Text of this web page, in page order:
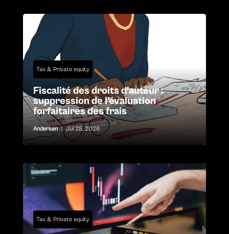
Tax & Private equity
Fiscalité des droits d’auteur :
suppression de l’évaluation
forfaitaires des frais
Andersen | Jul 28, 2026
Tax & Private equity